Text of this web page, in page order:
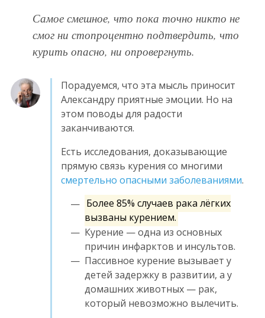
Самое смешное, что пока точно никто не
смог ни стопроцентно подтвердить, что
курить опасно, ни опровергнуть.
Порадуемся, что эта мысль приносит
Александру приятные эмоции. Но на
этом поводы для радости
заканчиваются.
Есть исследования, доказывающие
прямую связь курения со многими
смертельно опасными заболеваниями.
Более 85% случаев рака лёгких
вызваны курением.
Курение — одна из основных
причин инфарктов и инсультов.
Пассивное курение вызывает у
детей задержку в развитии, а у
домашних животных — рак,
который невозможно вылечить.